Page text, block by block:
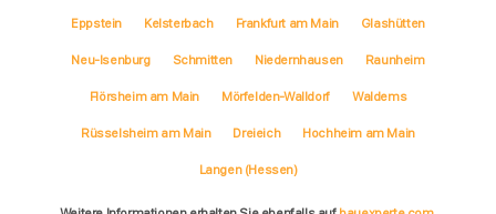
Eppstein Kelsterbach Frankfurt am Main Glashütten
Neu-Isenburg Schmitten Niedernhausen Raunheim
Flörsheim am Main Mörfelden-Walldorf Waldems
Rüsselsheim am Main Dreieich Hochheim am Main
Langen (Hessen)